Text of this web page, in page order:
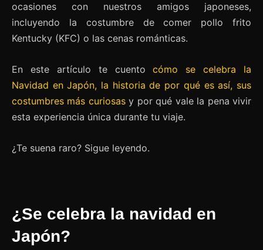
ocasiones con nuestros amigos japoneses,
incluyendo la costumbre de comer pollo frito
Kentucky (KFC) o las cenas románticas.
En este artículo te cuentocómo se celebra la
Navidad en Japón, la historia de por qué es así, sus
costumbres más curiosasy por qué vale la pena vivir
esta experiencia única durante tu viaje.
¿Te suena raro? Sigue leyendo.
¿Se celebra la navidad en
Japón?